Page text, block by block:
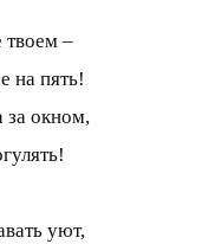
твоем –
на пять!
за окном,
уют,